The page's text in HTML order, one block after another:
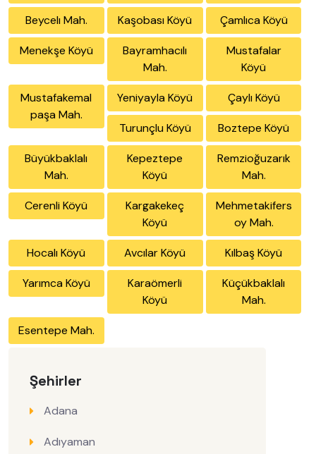
Şehirler
Adana
Adıyaman
Beycelı Mah. Kaşobası Köyü Çamlıca Köyü
Menekşe Köyü
Bayramhacılı
Mah.
Mustafalar
Köyü
Mustafakemal
paşa Mah.
Yeniyayla Köyü Çaylı Köyü
Turunçlu Köyü Boztepe Köyü
Büyükbaklalı
Mah.
Kepeztepe
Köyü
Remzioğuzarık
Mah.
Cerenli Köyü
Kargakekeç
Köyü
Mehmetakifers
oy Mah.
Hocalı Köyü Avcılar Köyü Kılbaş Köyü
Yarımca Köyü
Karaömerli
Köyü
Küçükbaklalı
Mah.
Esentepe Mah.